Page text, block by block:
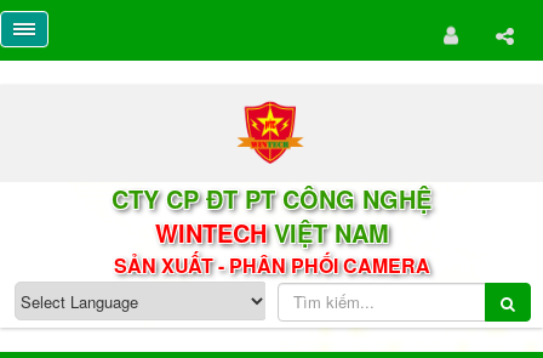
CTY CP ĐT PT CÔNG NGHỆ
WINTECHVIỆT NAM
SẢN XUẤT - PHÂN PHỐI CAMERA